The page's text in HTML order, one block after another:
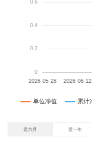
近六月 近一年